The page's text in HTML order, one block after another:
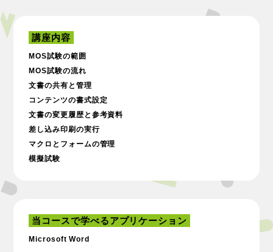
講座内容
MOS試験の範囲
MOS試験の流れ
文書の共有と管理
コンテンツの書式設定
文書の変更履歴と参考資料
差し込み印刷の実行
マクロとフォームの管理
模擬試験
当コースで学べるアプリケーション
Microsoft Word